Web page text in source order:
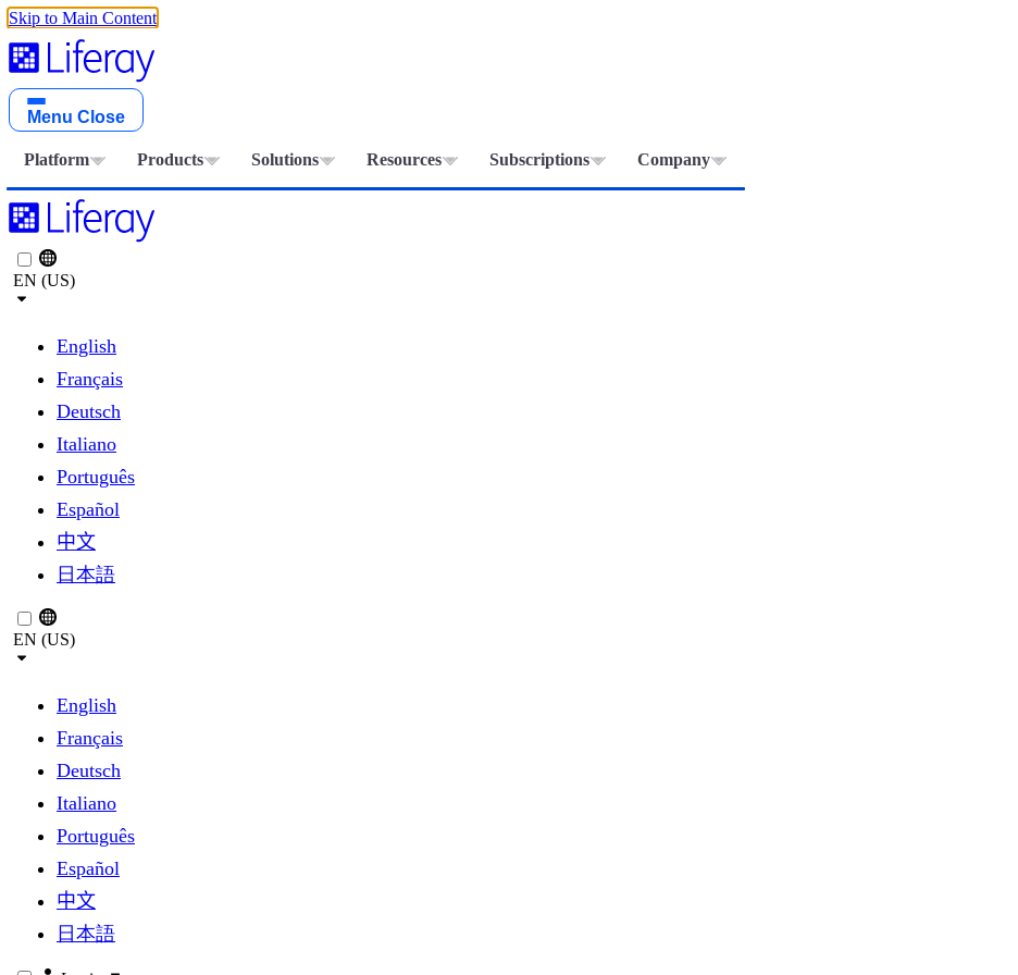
Skip to Main Content
Menu Close
Platform Products Solutions Resources Subscriptions Company
EN (US)
English
Français
Deutsch
Italiano
Português
Español
中文
日本語
EN (US)
English
Français
Deutsch
Italiano
Português
Español
中文
日本語